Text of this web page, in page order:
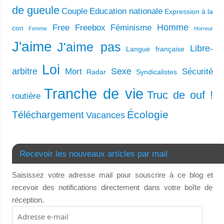
de gueule Couple Education nationale Expression à la
con Femme Free Freebox Féminisme Homme Horreur
J'aime J'aime pas Langue française Libre-
arbitre Loi Mort Radar Sexe Syndicalistes Sécurité
routière Tranche de vie Truc de ouf !
Téléchargement Vacances Écologie
Recevoir les nouveaux articles par mail
Saisissez votre adresse mail pour souscrire à ce blog et
recevoir des notifications directement dans votre boîte de
réception.